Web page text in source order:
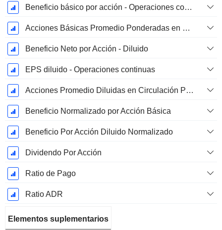
Beneficio básico por acción - Operaciones continuas
Acciones Básicas Promedio Ponderadas en Circulación
Beneficio Neto por Acción - Diluido
EPS diluido - Operaciones continuas
Acciones Promedio Diluidas en Circulación Ponderadas
Beneficio Normalizado por Acción Básica
Beneficio Por Acción Diluido Normalizado
Dividendo Por Acción
Ratio de Pago
Ratio ADR
Elementos suplementarios